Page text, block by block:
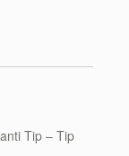
Tip – Tip